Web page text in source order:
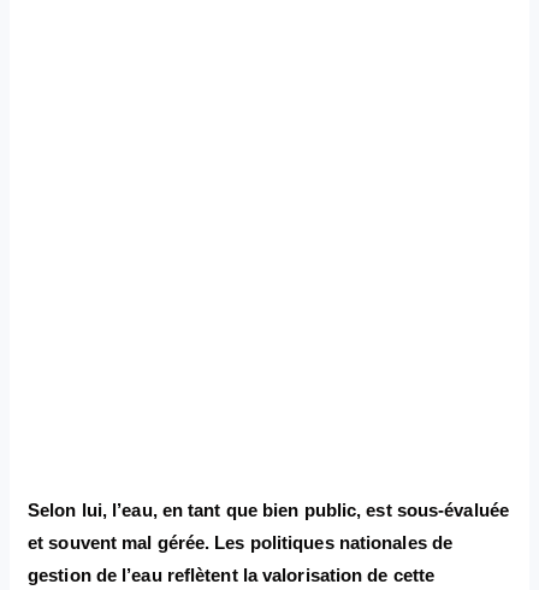
Selon lui, l’eau, en tant que bien public, est sous-évaluée
et souvent mal gérée. Les politiques nationales de
gestion de l’eau reflètent la valorisation de cette